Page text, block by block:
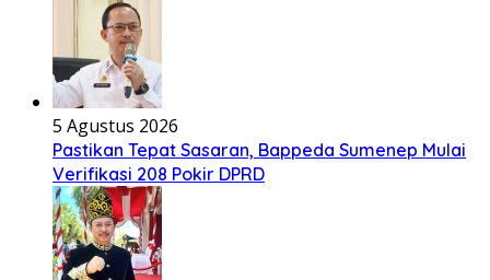
5 Agustus 2026
Pastikan Tepat Sasaran, Bappeda Sumenep Mulai
Verifikasi 208 Pokir DPRD